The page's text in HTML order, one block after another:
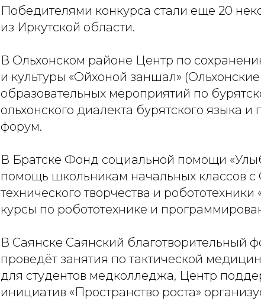
Победителями конкурса стали еще 20
из Иркутской области.
В Ольхонском районе Центр по
и культуры «Ойхоной заншал»
образовательных мероприятий по
ольхонского диалекта бурятского языка и
форум.
В Братске Фонд социальной помощи
помощь школьникам начальных классов
технического творчества и
курсы по робототехнике и
В Саянске Саянский благотворительный
проведёт занятия по тактической
для студентов медколледжа, Центр
инициатив «Пространство роста»